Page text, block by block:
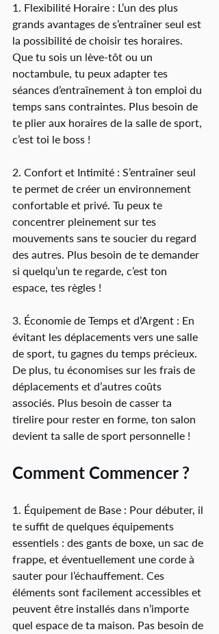
1. Flexibilité Horaire : L’un des plus
grands avantages de s’entraîner seul est
la possibilité de choisir tes horaires.
Que tu sois un lève-tôt ou un
noctambule, tu peux adapter tes
séances d’entraînement à ton emploi du
temps sans contraintes. Plus besoin de
te plier aux horaires de la salle de sport,
c’est toi le boss !
2. Confort et Intimité : S’entraîner seul
te permet de créer un environnement
confortable et privé. Tu peux te
concentrer pleinement sur tes
mouvements sans te soucier du regard
des autres. Plus besoin de te demander
si quelqu’un te regarde, c’est ton
espace, tes règles !
3. Économie de Temps et d’Argent : En
évitant les déplacements vers une salle
de sport, tu gagnes du temps précieux.
De plus, tu économises sur les frais de
déplacements et d’autres coûts
associés. Plus besoin de casser ta
tirelire pour rester en forme, ton salon
devient ta salle de sport personnelle !
Comment Commencer ?
1. Équipement de Base : Pour débuter, il
te suffit de quelques équipements
essentiels : des gants de boxe, un sac de
frappe, et éventuellement une corde à
sauter pour l’échauffement. Ces
éléments sont facilement accessibles et
peuvent être installés dans n’importe
quel espace de ta maison. Pas besoin de